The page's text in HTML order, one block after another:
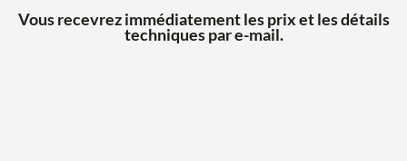
Vous recevrez immédiatement les prix et les détails
techniques par e-mail.